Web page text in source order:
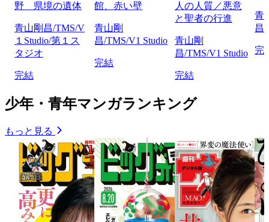
野 県境の遺体
青山剛昌/TMS/V
１Studio/第１ス
タジオ
完結
館、赤い壁
青山剛
昌/TMS/V1 Studio
完結
人の人質／悪意
と聖者の行進
青山剛
昌/TMS/V1 Studio
完結
青
昌
完
少年・青年マンガランキング
もっと見る